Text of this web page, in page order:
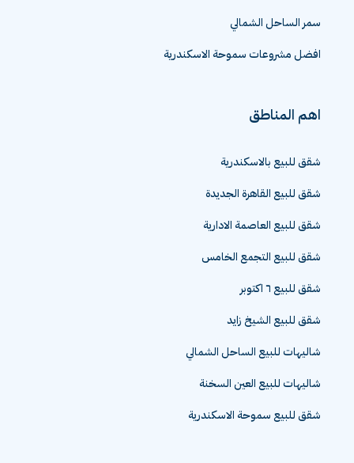
سمر الساحل الشمالي
افضل مشروعات سموحة الاسكندرية
اهم المناطق
شقق للبيع بالاسكندرية
شقق للبيع القاهرة الجديدة
شقق للبيع العاصمة الادارية
شقق للبيع التجمع الخامس
شقق للبيع ٦ اكتوبر
شقق للبيع الشيخ زايد
شاليهات للبيع الساحل الشمالي
شاليهات للبيع العين السخنة
شقق للبيع سموحة الاسكندرية